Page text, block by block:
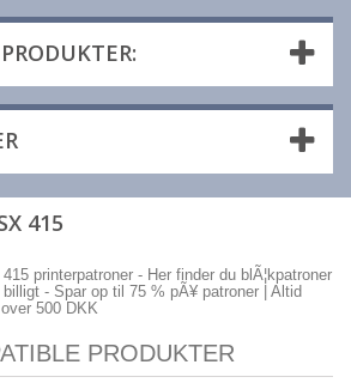
415
printerpatroner - Her finder du blÃ¦kpatroner
- Spar op til 75 % pÃ¥ patroner | Altid
500 DKK
PRODUKTER